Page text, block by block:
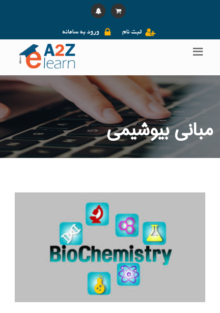
ورود به سامانه ثبت نام
مبانی بیوشیمی